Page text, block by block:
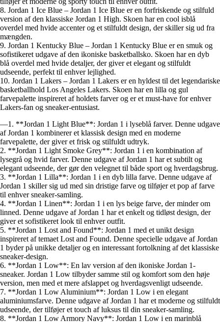
8. Jordan 1 Ice Blue – Jordan 1 Ice Blue er en forfriskende og stilfuld
version af den klassiske Jordan 1 High. Skoen har en cool isblå
overdel med hvide accenter og et stilfuldt design, der skiller sig ud fra
mængden.
9. Jordan 1 Kentucky Blue – Jordan 1 Kentucky Blue er en smuk og
sofistikeret udgave af den ikoniske basketballsko. Skoen har en dyb
blå overdel med hvide detaljer, der giver et elegant og stilfuldt
udseende, perfekt til enhver lejlighed.
10. Jordan 1 Lakers – Jordan 1 Lakers er en hyldest til det legendariske
basketballhold Los Angeles Lakers. Skoen har en lilla og gul
farvepalette inspireret af holdets farver og er et must-have for enhver
Lakers-fan og sneaker-entusiast.
—1. **Jordan 1 Light Blue**: Jordan 1 i lyseblå farver. Denne udgave
af Jordan 1 kombinerer et klassisk design med en moderne
farvepalette, der giver et frisk og stilfuldt udtryk.
2. **Jordan 1 Light Smoke Grey**: Jordan 1 i en kombination af
lysegrå og hvid farver. Denne udgave af Jordan 1 har et subtilt og
elegant udseende, der gør den velegnet til både sport og hverdagsbrug.
3. **Jordan 1 Lilla**: Jordan 1 i en dyb lilla farve. Denne udgave af
Jordan 1 skiller sig ud med sin dristige farve og tilføjer et pop af farve
til enhver sneaker-samling.
4. **Jordan 1 Linen**: Jordan 1 i en lys beige farve, der minder om
linned. Denne udgave af Jordan 1 har et enkelt og tidløst design, der
giver et sofistikeret look til enhver outfit.
5. **Jordan 1 Lost and Found**: Jordan 1 med et unikt design
inspireret af temaet Lost and Found. Denne specielle udgave af Jordan
1 byder på unikke detaljer og en interessant fortolkning af det klassiske
sneaker-design.
6. **Jordan 1 Low**: En lav version af den ikoniske Jordan 1-
sneaker. Jordan 1 Low tilbyder samme stil og komfort som den høje
version, men med et mere afslappet og hverdagsvenligt udseende.
7. **Jordan 1 Low Aluminium**: Jordan 1 Low i en elegant
aluminiumsfarve. Denne udgave af Jordan 1 har et moderne og stilfuldt
udseende, der tilføjer et touch af luksus til din sneaker-samling.
8. **Jordan 1 Low Armory Navy**: Jordan 1 Low i en marinblå